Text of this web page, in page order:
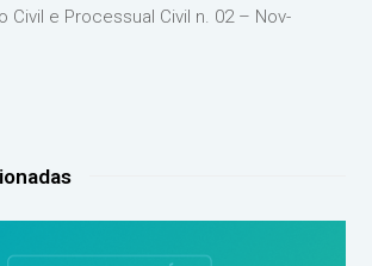
Civil e Processual Civil n. 02 – Nov-